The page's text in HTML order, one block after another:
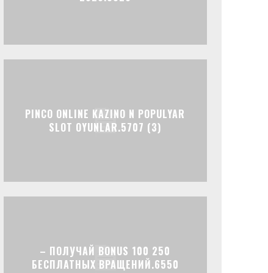
PINCO ONLINE KAZINO N POPULYAR
SLOT OYUNLAR.5707 (3)
– ПОЛУЧАЙ BONUS 100 250
БЕСПЛАТНЫХ ВРАЩЕНИЙ.6550